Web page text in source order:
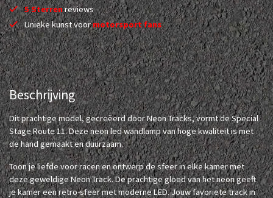
5 Sterrenreviews
Unieke kunst voormotorsport fans
Beschrijving
Dit prachtige model, gecreëerd door Neon Tracks, vormt de Special
Stage Route 11. Deze neon led wandlamp van hoge kwaliteit is met
de hand gemaakt en duurzaam.
Toon je liefde voor racen en ontwerp de sfeer in elke kamer met
deze geweldige Neon Track. De prachtige gloed van het neon geeft
je kamer een retro-sfeer met moderne LED. Jouw favoriete track in